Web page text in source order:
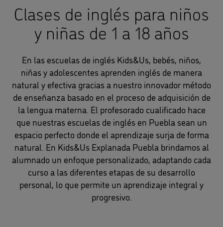
Clases de inglés para niños
y niñas de 1 a 18 años
En las escuelas de inglés Kids&Us, bebés, niños,
niñas y adolescentes aprenden inglés de manera
natural y efectiva gracias a nuestro innovador método
de enseñanza basado en el proceso de adquisición de
la lengua materna. El profesorado cualificado hace
que nuestras escuelas de inglés en Puebla sean un
espacio perfecto donde el aprendizaje surja de forma
natural. En Kids&Us Explanada Puebla brindamos al
alumnado un enfoque personalizado, adaptando cada
curso a las diferentes etapas de su desarrollo
personal, lo que permite un aprendizaje integral y
progresivo.